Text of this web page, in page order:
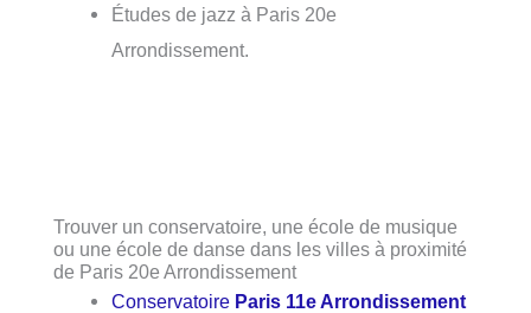
Études de jazz à Paris 20e
Arrondissement.
Trouver un conservatoire, une école de musique
ou une école de danse dans les villes à proximité
de Paris 20e Arrondissement
Conservatoire Paris 11e Arrondissement